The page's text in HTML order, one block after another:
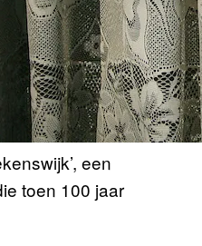
een
toen 100 jaar